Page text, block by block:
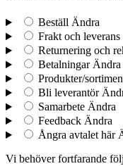
Beställ Ändra
Frakt och leverans
Returnering och
Betalningar Ändra
Produkter/
Bli leverantör
Samarbete Ändra
Feedback Ändra
Ångra avtalet här
Vi behöver fortfarande